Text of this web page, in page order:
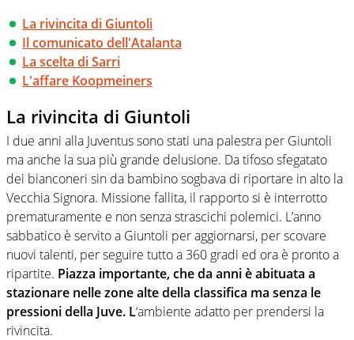
La rivincita di Giuntoli
Il comunicato dell'Atalanta
La scelta di Sarri
L'affare Koopmeiners
La rivincita di Giuntoli
I due anni alla Juventus sono stati una palestra per Giuntoli
ma anche la sua più grande delusione. Da tifoso sfegatato
dei bianconeri sin da bambino sogbava di riportare in alto la
Vecchia Signora. Missione fallita, il rapporto si è interrotto
prematuramente e non senza strascichi polemici. L’anno
sabbatico è servito a Giuntoli per aggiornarsi, per scovare
nuovi talenti, per seguire tutto a 360 gradi ed ora è pronto a
ripartite. Piazza importante, che da anni è abituata a
stazionare nelle zone alte della classifica ma senza le
pressioni della Juve. L‘ambiente adatto per prendersi la
rivincita.